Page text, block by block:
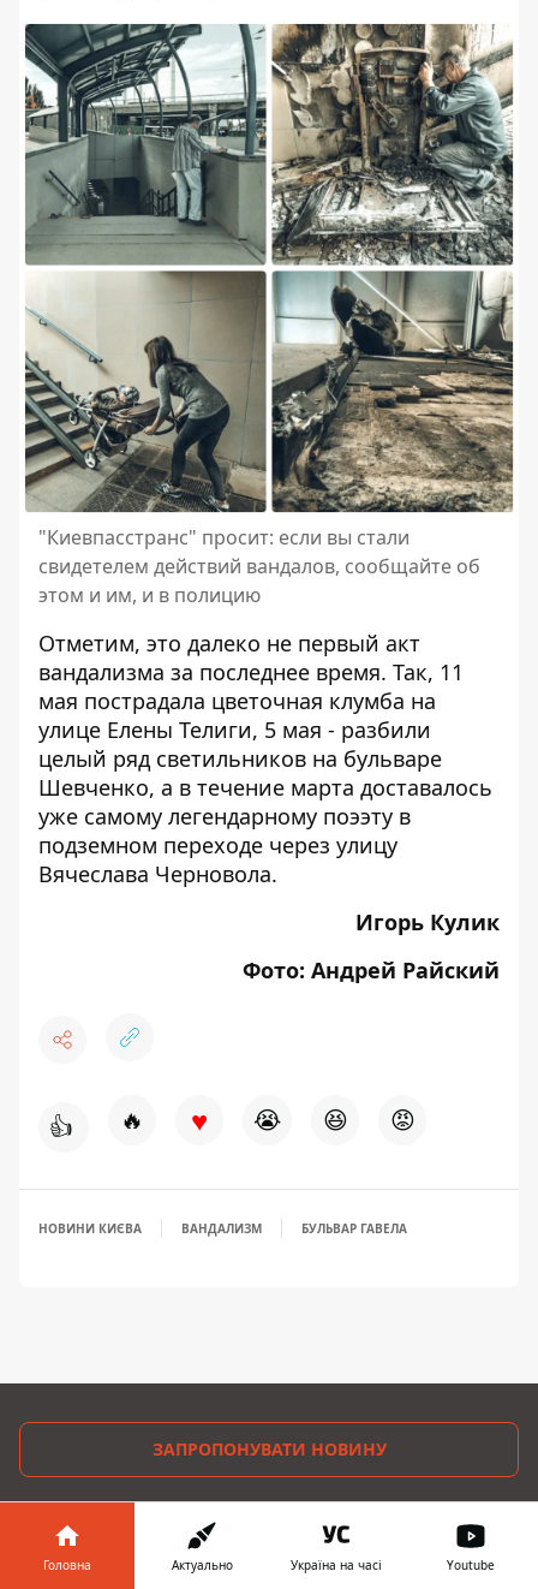
"Киевпасстранс" просит: если вы стали
свидетелем действий вандалов, сообщайте об
этом и им, и в полицию
Отметим, это далеко не первый акт
вандализма за последнее время. Так, 11
мая пострадала цветочная клумба на
улице Елены Телиги, 5 мая - разбили
целый ряд светильников на бульваре
Шевченко, а в течение марта доставалось
уже самому легендарному поээту в
подземном переходе через улицу
Вячеслава Черновола.
Игорь Кулик
Фото: Андрей Райский
👍 🔥 ♥ 😭 😆 😡
НОВИНИ КИЄВА ВАНДАЛИЗМ БУЛЬВАР ГАВЕЛА
ЗАПРОПОНУВАТИ НОВИНУ
Головна
Про проєкт
Головна Актуально Україна на часі Youtube